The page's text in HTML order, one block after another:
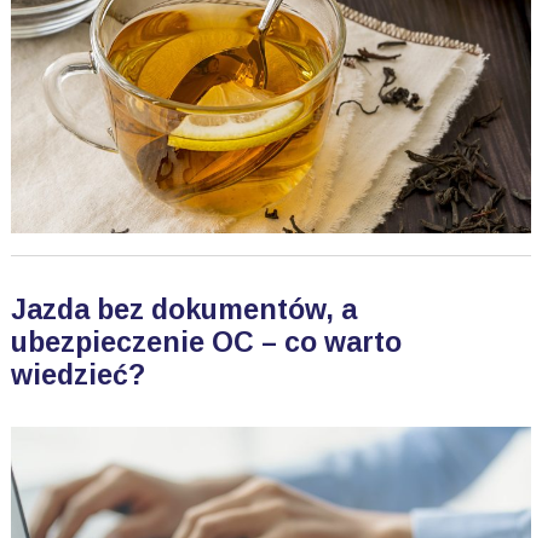
Jazda bez dokumentów, a
ubezpieczenie OC – co warto
wiedzieć?